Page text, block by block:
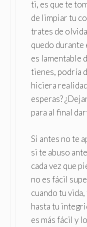
ti, es que te
de limpiar tu
trates de
quedo durante
es lamentable
tienes, podría
hiciera
esperas?
para al final
Si antes no te
si te abuso
cada vez que
no es fácil
cuando tu
hasta tu
es más fácil y